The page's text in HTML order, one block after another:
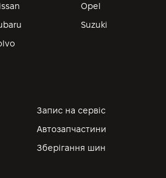
Opel
Suzuki
Запис на сервіс
Автозапчастини
Зберігання шин